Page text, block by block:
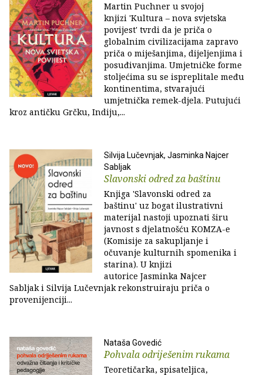
Martin Puchner u svojoj
knjizi 'Kultura – nova svjetska
povijest' tvrdi da je priča o
globalnim civilizacijama zapravo
priča o miješanjima, dijeljenjima i
posuđivanjima. Umjetničke forme
stoljećima su se ispreplitale među
kontinentima, stvarajući
umjetnička remek-djela. Putujući
kroz antičku Grčku, Indiju,...
Silvija Lučevnjak, Jasminka Najcer
Sabljak
Slavonski odred za baštinu
Knjiga 'Slavonski odred za
baštinu' uz bogat ilustrativni
materijal nastoji upoznati širu
javnost s djelatnošću KOMZA-e
(Komisije za sakupljanje i
očuvanje kulturnih spomenika i
starina). U knjizi
autorice Jasminka Najcer
Sabljak i Silvija Lučevnjak rekonstruiraju priča o
provenijenciji...
Nataša Govedić
Pohvala odriješenim rukama
Teoretičarka, spisateljica,